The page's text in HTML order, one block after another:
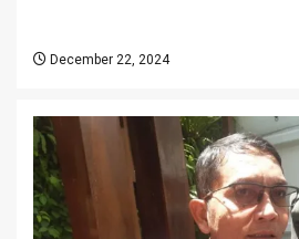
December 22, 2024